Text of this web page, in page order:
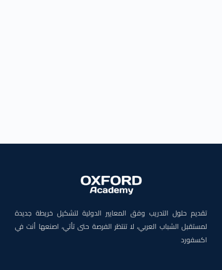
تقديم حلول التدريب وفق المعايير الدولية لتشكيل خريطة جديدة
لمستقبل الشباب العربي، لا تنتظر الفرصة حتى تأتي، اصنعها أنت في
اكسفورد